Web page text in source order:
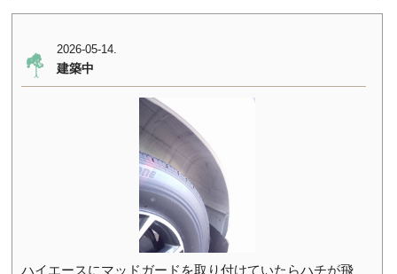
2026-05-14.
建築中
ハイエースにマッドガードを取り付けていたらハチが飛